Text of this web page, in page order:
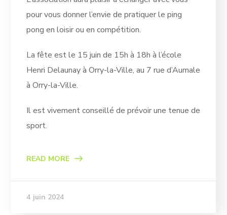
pour vous donner l’envie de pratiquer le ping
pong en loisir ou en compétition.
La fête est le 15 juin de 15h à 18h à l’école
Henri Delaunay à Orry-la-Ville, au 7 rue d’Aumale
à Orry-la-Ville.
Il est vivement conseillé de prévoir une tenue de
sport.
READ MORE
4 juin 2024